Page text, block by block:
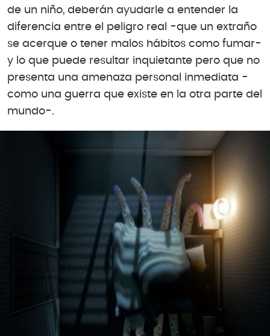
de un niño, deberán ayudarle a entender la
diferencia entre el peligro real -que un extraño
se acerque o tener malos hábitos como fumar-
y lo que puede resultar inquietante pero que no
presenta una amenaza personal inmediata -
como una guerra que existe en la otra parte del
mundo-.